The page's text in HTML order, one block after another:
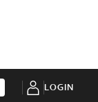
LOGIN